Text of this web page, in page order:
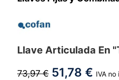
Llave Articulada En
73,97€ 51,78 € IVA no